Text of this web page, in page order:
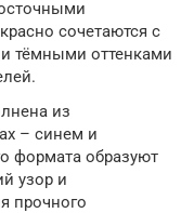
сочетаются с
тёмными оттенками
из
– синем и
формата образуют
узор и
прочного